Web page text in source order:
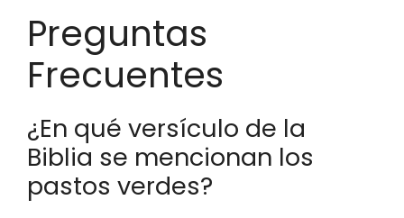
Preguntas
Frecuentes
¿En qué versículo de la
Biblia se mencionan los
pastos verdes?